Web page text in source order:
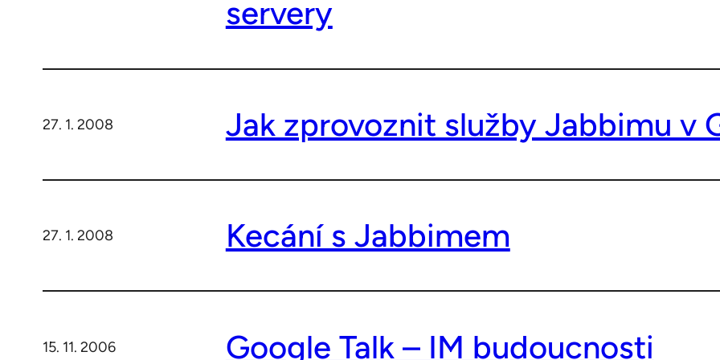
servery
27. 1. 2008 Jak zprovoznit služby Jabbimu v
27. 1. 2008 Kecání s Jabbimem
15. 11. 2006 Google Talk – IM budoucnosti